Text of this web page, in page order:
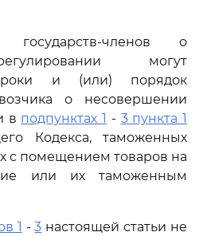
государств-членов о
могут
сроки и (или) порядок
о несовершении
в подпунктах 1 - 3 пункта 1
Кодекса, таможенных
с помещением товаров на
или их таможенным
1 -3 настоящей статьи не